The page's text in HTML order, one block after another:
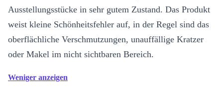
Ausstellungsstücke in sehr gutem Zustand. Das Produkt
weist kleine Schönheitsfehler auf, in der Regel sind das
oberflächliche Verschmutzungen, unauffällige Kratzer
oder Makel im nicht sichtbaren Bereich.
Weniger anzeigen